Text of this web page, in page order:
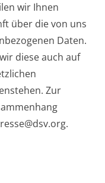
wir Ihnen
über die von uns
Daten.
diese auch auf
Zur